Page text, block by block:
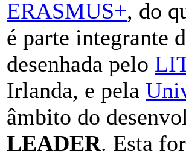
ERASMUS+, do
é parte integrante
desenhada pelo
Irlanda, e pela
âmbito do
LEADER. Esta